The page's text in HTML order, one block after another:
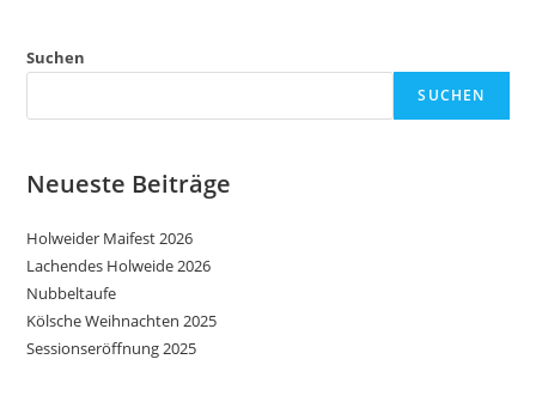
Suchen
SUCHEN
Neueste Beiträge
Holweider Maifest 2026
Lachendes Holweide 2026
Nubbeltaufe
Kölsche Weihnachten 2025
Sessionseröffnung 2025